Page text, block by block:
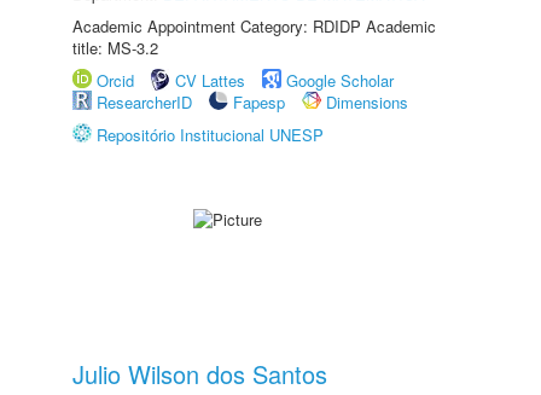
Academic Appointment Category: RDIDP Academic
title: MS-3.2
Orcid
CV Lattes
Google Scholar
ResearcherID
Fapesp
Dimensions
Repositório Institucional UNESP
Julio Wilson dos Santos